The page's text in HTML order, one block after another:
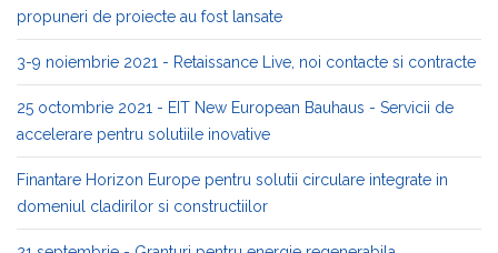
propuneri de proiecte au fost lansate
3-9 noiembrie 2021 - Retaissance Live, noi contacte si contracte
25 octombrie 2021 - EIT New European Bauhaus - Servicii de
accelerare pentru solutiile inovative
Finantare Horizon Europe pentru solutii circulare integrate in
domeniul cladirilor si constructiilor